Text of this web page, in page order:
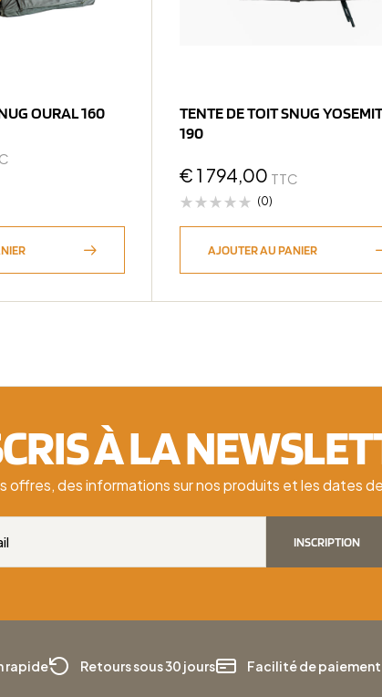
OURAL 160
TENTE DE TOIT SNUG
190
€ 1 794,00 TTC
(0)
AJOUTER AU PANIER
À LA
offres, des informations sur nos produits et les dates
INSCRIPTION
rapide Retours sous 30 jours Facilité de paiement